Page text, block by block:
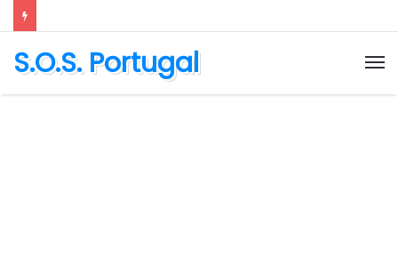
S.O.S. Portugal